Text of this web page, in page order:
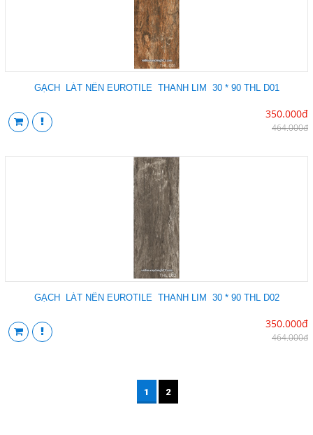
GẠCH LÁT NỀN EUROTILE THANH LIM 30 * 90 THL D01
350.000đ
464.000đ
GẠCH LÁT NỀN EUROTILE THANH LIM 30 * 90 THL D02
350.000đ
464.000đ
1 2